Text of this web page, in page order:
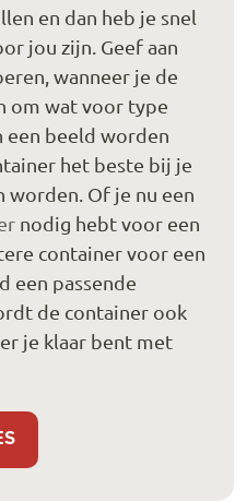
en dan heb je snel
jou zijn. Geef aan
wanneer je de
om wat voor type
een beeld worden
het beste bij je
worden. Of je nu een
nodig hebt voor een
container voor een
een passende
de container ook
je klaar bent met